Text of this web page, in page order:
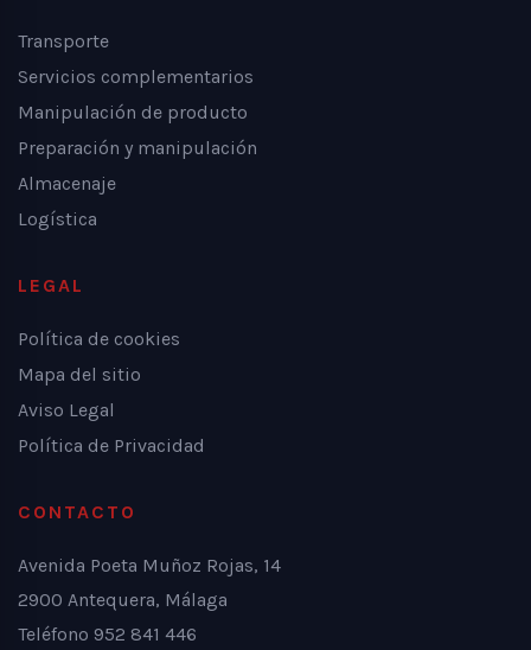
Transporte
Servicios complementarios
Manipulación de producto
Preparación y manipulación
Almacenaje
Logística
LEGAL
Política de cookies
Mapa del sitio
Aviso Legal
Política de Privacidad
CONTACTO
Avenida Poeta Muñoz Rojas, 14
2900 Antequera, Málaga
Teléfono 952 841 446